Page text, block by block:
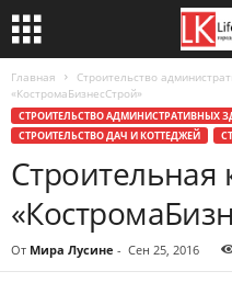
Главная Строительство
«КостромаБизнесСтрой»
СТРОИТЕЛЬСТВО АДМИНИСТРАТИВНЫХ
СТРОИТЕЛЬСТВО ДАЧ И КОТТЕДЖЕЙ
Строительная
От Мира Лусине - Сен 25, 2016